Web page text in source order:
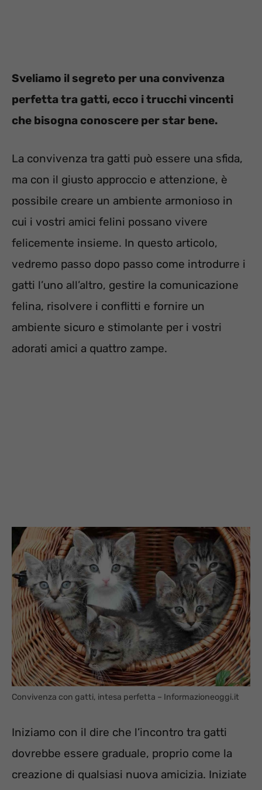
Sveliamo il segreto per una convivenza
perfetta tra gatti, ecco i trucchi vincenti
che bisogna conoscere per star bene.
La convivenza tra gatti può essere una sfida,
ma con il giusto approccio e attenzione, è
possibile creare un ambiente armonioso in
cui i vostri amici felini possano vivere
felicemente insieme. In questo articolo,
vedremo passo dopo passo come introdurre i
gatti l’uno all’altro, gestire la comunicazione
felina, risolvere i conflitti e fornire un
ambiente sicuro e stimolante per i vostri
adorati amici a quattro zampe.
Convivenza con gatti, intesa perfetta – Informazioneoggi.it
Iniziamo con il dire che l’incontro tra gatti
dovrebbe essere graduale, proprio come la
creazione di qualsiasi nuova amicizia. Iniziate